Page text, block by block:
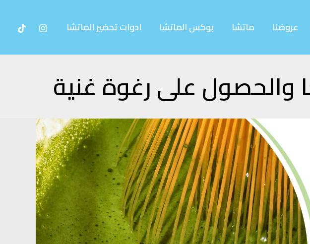
عروضنا ماتشا بوكس الماتشا ادوات تحضير الماتشا
والحصول على رغوة غنية